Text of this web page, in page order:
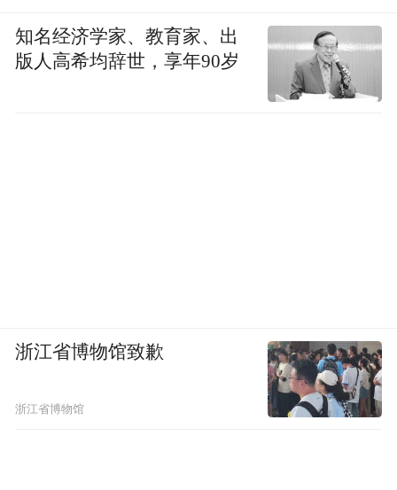
知名经济学家、教育家、出
版人高希均辞世，享年90岁
浙江省博物馆致歉
浙江省博物馆